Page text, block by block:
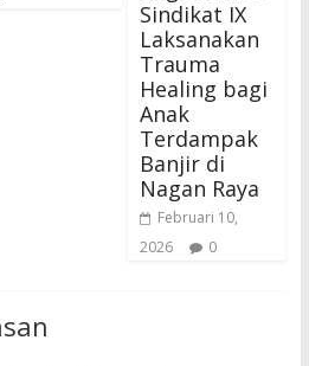
Sindikat IX
Laksanakan
Trauma
Healing bagi
Anak
Terdampak
Banjir di
Nagan Raya
Februari 10,
2026
0